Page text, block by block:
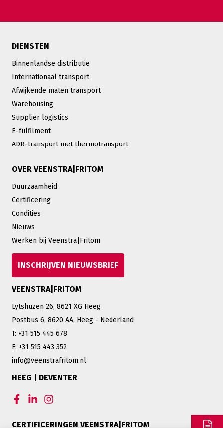
DIENSTEN
Binnenlandse distributie
Internationaal transport
Afwijkende maten transport
Warehousing
Supplier logistics
E-fulfilment
ADR-transport met thermotransport
OVER VEENSTRA|FRITOM
Duurzaamheid
Certificering
Condities
Nieuws
Werken bij Veenstra|Fritom
INSCHRIJVEN NIEUWSBRIEF
VEENSTRA|FRITOM
Lytshuzen 26, 8621 XG Heeg
Postbus 6, 8620 AA, Heeg - Nederland
T: +31 515 445 678
F: +31 515 443 352
info@veenstrafritom.nl
HEEG | DEVENTER
CERTIFICERINGEN VEENSTRA|FRITOM